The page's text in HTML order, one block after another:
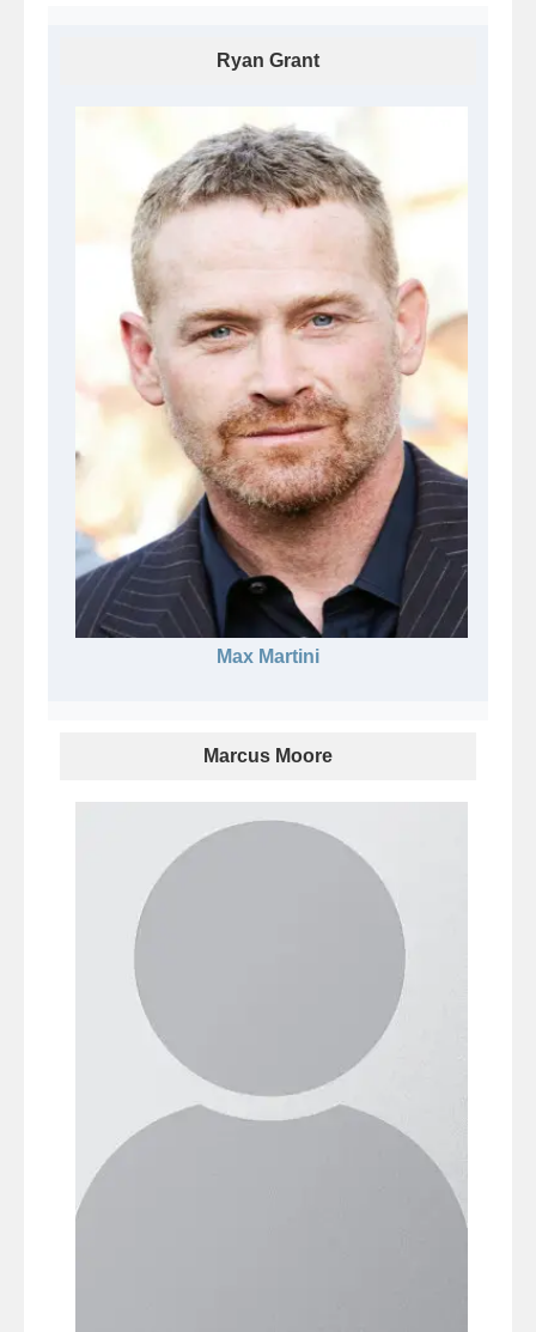
Ryan Grant
Max Martini
Marcus Moore